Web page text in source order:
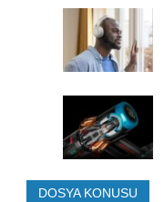
DOSYA KONUSU